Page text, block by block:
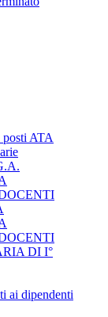
posti ATA
DI I°
ai dipendenti